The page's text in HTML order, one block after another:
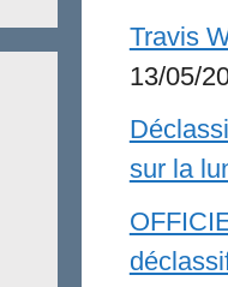
Travis
13/05/
sur la